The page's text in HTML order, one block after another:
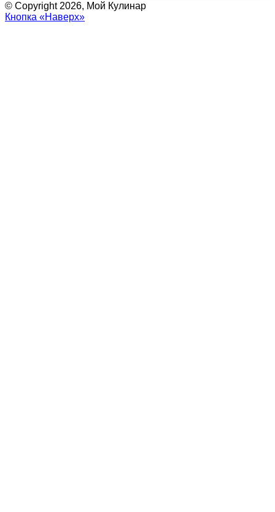
© Copyright 2026, Мой Кулинар
Кнопка «Наверх»